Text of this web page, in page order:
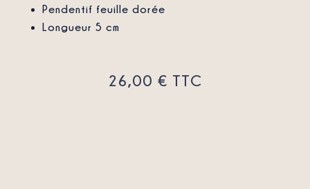
Pendentif feuille dorée
Longueur 5 cm
26,00 € TTC